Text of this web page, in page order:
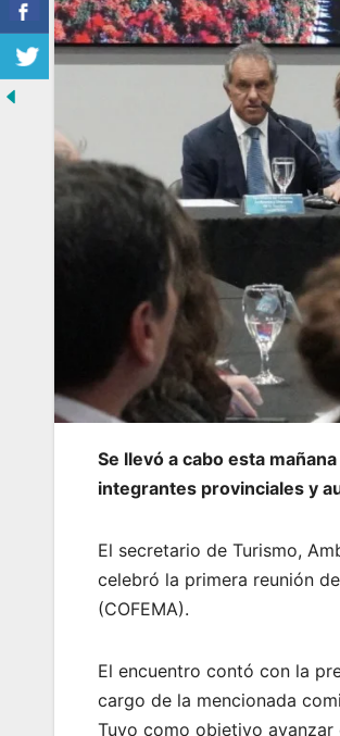
Se llevó a cabo esta
integrantes provinciales y
El secretario de Turismo,
celebró la primera reunión
(COFEMA).
El encuentro contó con la
cargo de la mencionada
Tuvo como objetivo